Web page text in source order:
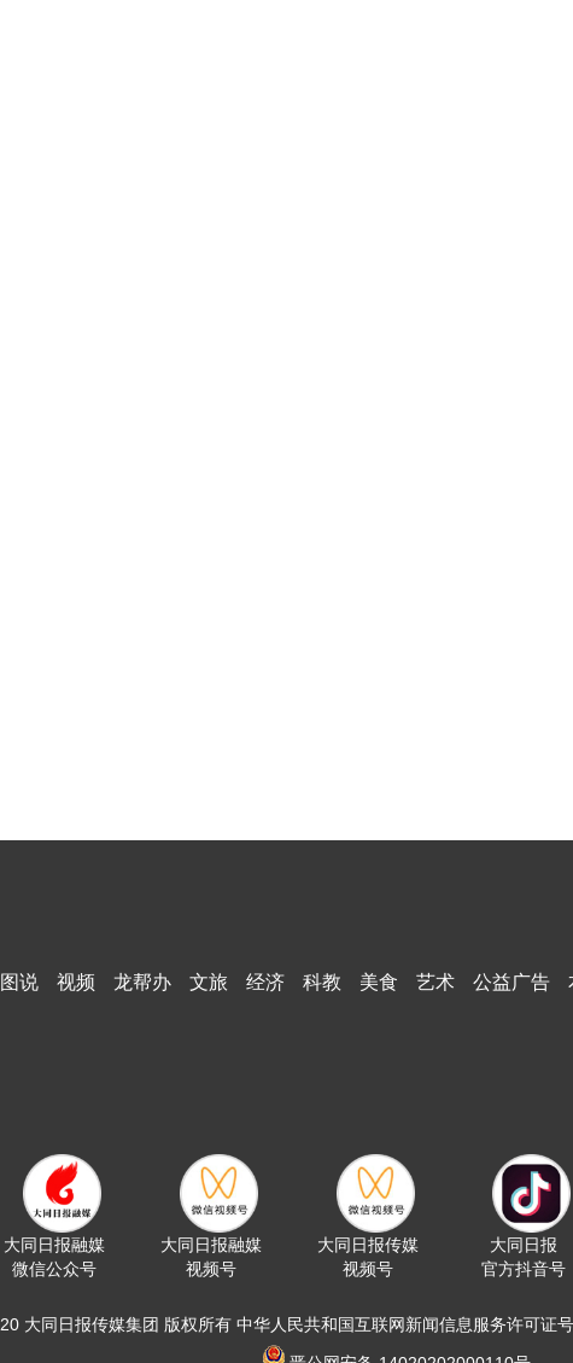
图说 视频 龙帮办 文旅 经济 科教 美食 艺术 公益广告
大同日报融媒
微信公众号
大同日报融媒
视频号
大同日报传媒
视频号
大同日报
官方抖音号
大同日报传媒集团 版权所有 中华人民共和国互联网新闻信息服务许可证